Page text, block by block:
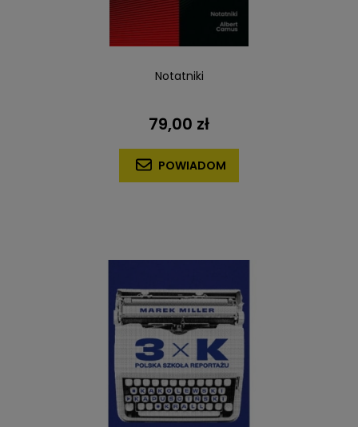
Notatniki
79,00 zł
POWIADOM